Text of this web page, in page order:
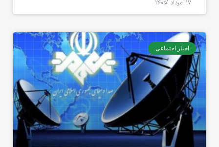
۱۷ 'مرداد '۱۴۰۵
اخبار اجتماعی